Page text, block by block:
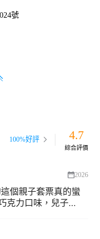
號
100%好評 4.7
綜合評價
2026
個親子套票真的蠻
克力口味，兒子...